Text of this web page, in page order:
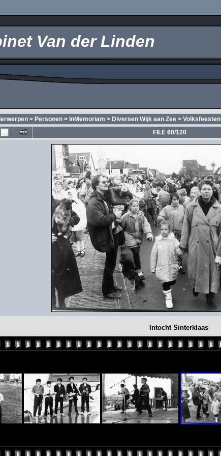
Van der Linden
> Personen > InMemoriam > Diversen Wijk aan Zee > Volksfeesten
FILE 60/120
Intocht Sinterklaas